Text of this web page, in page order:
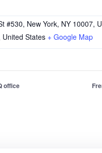
#530, New York, NY 10007,
United States + Google Map
office